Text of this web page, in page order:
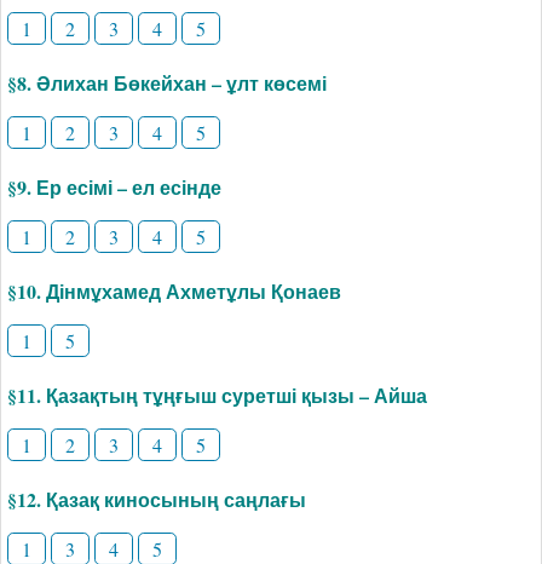
1 2 3 4 5
§8. Әлихан Бөкейхан – ұлт көсемі
1 2 3 4 5
§9. Ер есімі – ел есінде
1 2 3 4 5
§10. Дінмұхамед Ахметұлы Қонаев
1 5
§11. Қазақтың тұңғыш суретші қызы – Айша
1 2 3 4 5
§12. Қазақ киносының саңлағы
1 3 4 5